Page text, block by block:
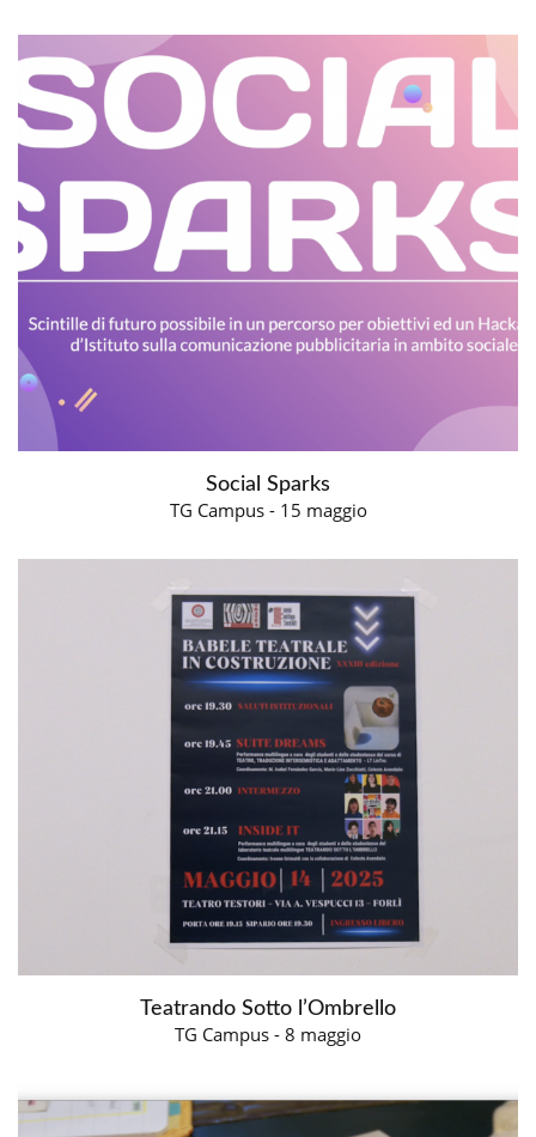
Social Sparks
TG Campus - 15 maggio
Teatrando Sotto l’Ombrello
TG Campus - 8 maggio